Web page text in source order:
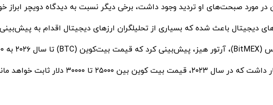
در مورد صبحت‌های او تردید وجود داشت، برخی دیگر نسبت به دیدگاه دویچر ابراز
دیجیتال باعث شده که بسیاری از تحلیلگران ارزهای دیجیتال اقدام به
۲۵۰۰۰ تا ۳۰۰۰۰ دلار ثابت خواهد ماند.